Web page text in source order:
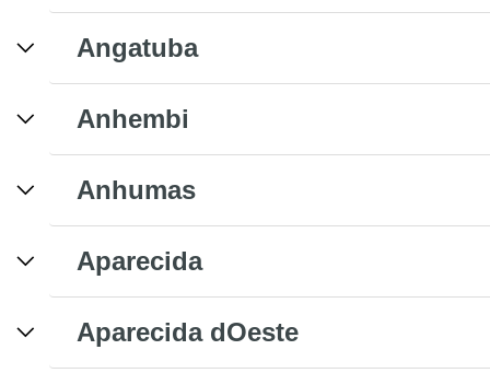
Angatuba
Anhembi
Anhumas
Aparecida
Aparecida dOeste